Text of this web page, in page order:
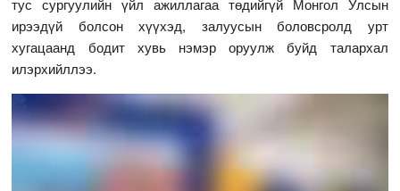
тус сургуулийн үйл ажиллагаа төдийгүй Монгол Улсын
ирээдүй болсон хүүхэд, залуусын боловсролд урт
хугацаанд бодит хувь нэмэр оруулж буйд талархал
илэрхийллээ.